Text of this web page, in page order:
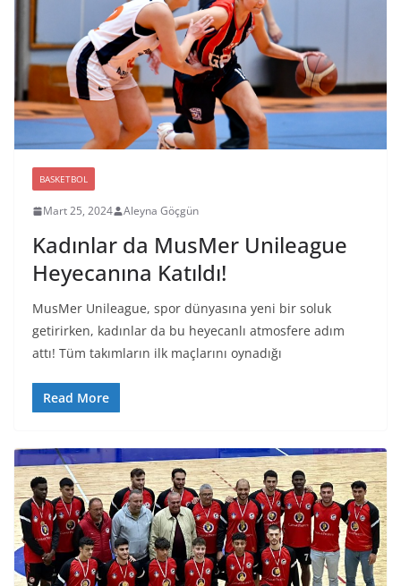
BASKETBOL
Mart 25, 2024 Aleyna Göçgün
Kadınlar da MusMer Unileague
Heyecanına Katıldı!
MusMer Unileague, spor dünyasına yeni bir soluk
getirirken, kadınlar da bu heyecanlı atmosfere adım
attı! Tüm takımların ilk maçlarını oynadığı
Read More